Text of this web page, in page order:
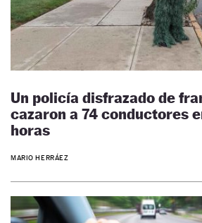
Un policía disfrazado de
cazaron a 74 conductores
horas
MARIO HERRÁEZ